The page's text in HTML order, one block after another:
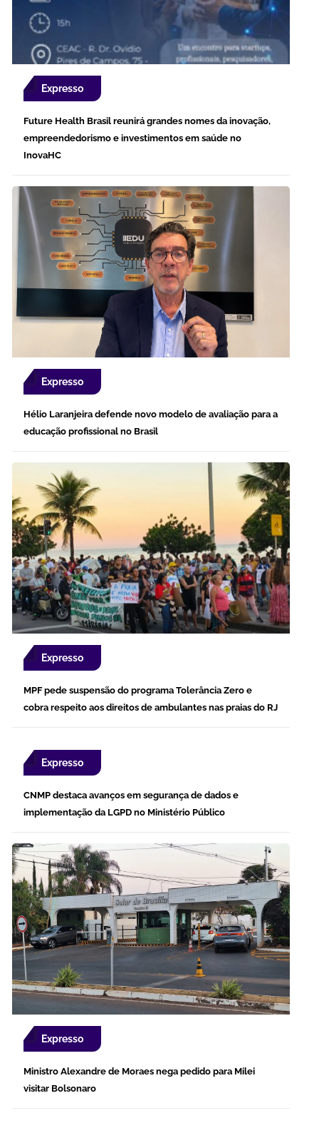
Expresso
Future Health Brasil reunirá grandes nomes da inovação,
empreendedorismo e investimentos em saúde no
InovaHC
Expresso
Hélio Laranjeira defende novo modelo de avaliação para a
educação profissional no Brasil
Expresso
MPF pede suspensão do programa Tolerância Zero e
cobra respeito aos direitos de ambulantes nas praias do RJ
Expresso
CNMP destaca avanços em segurança de dados e
implementação da LGPD no Ministério Público
Expresso
Ministro Alexandre de Moraes nega pedido para Milei
visitar Bolsonaro